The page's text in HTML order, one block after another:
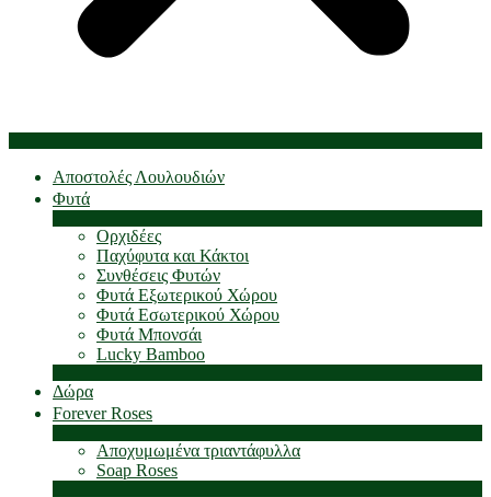
Αποστολές Λουλουδιών
Φυτά
Ορχιδέες
Παχύφυτα και Κάκτοι
Συνθέσεις Φυτών
Φυτά Εξωτερικού Χώρου
Φυτά Εσωτερικού Χώρου
Φυτά Μπονσάι
Lucky Bamboo
Δώρα
Forever Roses
Αποχυμωμένα τριαντάφυλλα
Soap Roses